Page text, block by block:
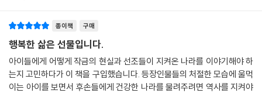
종이책 구매
행복한 삶은 선물입니다.
아이들에게 어떻게 작금의 현실과 선조들이 지켜온 나라를 이야기해야 하
는지 고민하다가 이 책을 구입했습니다. 등장인물들의 처절한 모습에 울먹
이는 아이를 보면서 후손들에게 건강한 나라를 물려주려면 역사를 지켜야